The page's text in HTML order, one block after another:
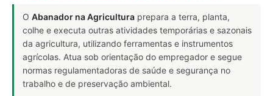
O Abanador na Agricultura prepara a terra, planta,
colhe e executa outras atividades temporárias e sazonais
da agricultura, utilizando ferramentas e instrumentos
agrícolas. Atua sob orientação do empregador e segue
normas regulamentadoras de saúde e segurança no
trabalho e de preservação ambiental.